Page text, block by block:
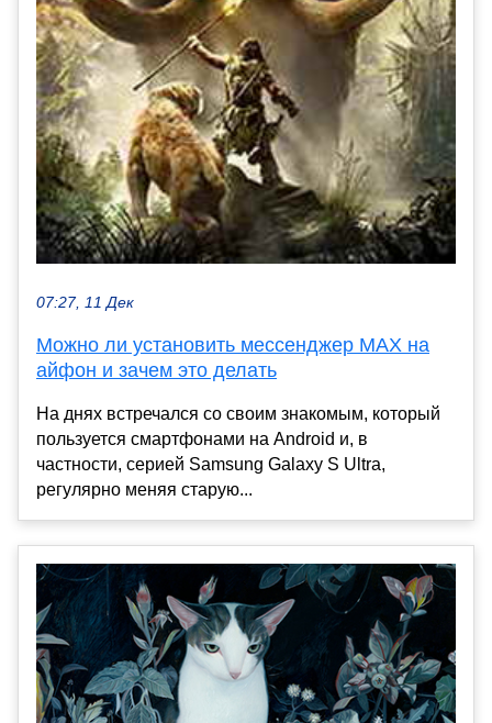
07:27, 11 Дек
Можно ли установить мессенджер MAX на
айфон и зачем это делать
На днях встречался со своим знакомым, который
пользуется смартфонами на Android и, в
частности, серией Samsung Galaxy S Ultra,
регулярно меняя старую...